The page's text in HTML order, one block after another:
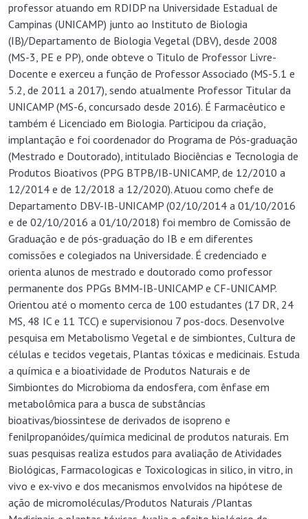
professor atuando em RDIDP na Universidade Estadual de
Campinas (UNICAMP) junto ao Instituto de Biologia
(IB)/Departamento de Biologia Vegetal (DBV), desde 2008
(MS-3, PE e PP), onde obteve o Titulo de Professor Livre-
Docente e exerceu a função de Professor Associado (MS-5.1 e
5.2, de 2011 a 2017), sendo atualmente Professor Titular da
UNICAMP (MS-6, concursado desde 2016). É Farmacêutico e
também é Licenciado em Biologia. Participou da criação,
implantação e foi coordenador do Programa de Pós-graduação
(Mestrado e Doutorado), intitulado Biociências e Tecnologia de
Produtos Bioativos (PPG BTPB/IB-UNICAMP, de 12/2010 a
12/2014 e de 12/2018 a 12/2020). Atuou como chefe de
Departamento DBV-IB-UNICAMP (02/10/2014 a 01/10/2016
e de 02/10/2016 a 01/10/2018) foi membro de Comissão de
Graduação e de pós-graduação do IB e em diferentes
comissões e colegiados na Universidade. É credenciado e
orienta alunos de mestrado e doutorado como professor
permanente dos PPGs BMM-IB-UNICAMP e CF-UNICAMP.
Orientou até o momento cerca de 100 estudantes (17 DR, 24
MS, 48 IC e 11 TCC) e supervisionou 7 pos-docs. Desenvolve
pesquisa em Metabolismo Vegetal e de simbiontes, Cultura de
células e tecidos vegetais, Plantas tóxicas e medicinais. Estuda
a química e a bioatividade de Produtos Naturais e de
Simbiontes do Microbioma da endosfera, com ênfase em
metabolômica para a busca de substâncias
bioativas/biossintese de derivados de isopreno e
fenilpropanóides/química medicinal de produtos naturais. Em
suas pesquisas realiza estudos para avaliação de Atividades
Biológicas, Farmacologicas e Toxicologicas in silico, in vitro, in
vivo e ex-vivo e dos mecanismos envolvidos na hipótese de
ação de micromoléculas/Produtos Naturais /Plantas